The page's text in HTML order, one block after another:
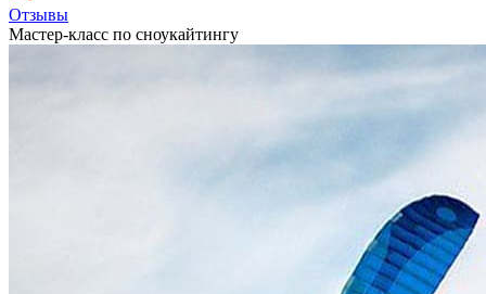
Отзывы
Мастер-класс по сноукайтингу